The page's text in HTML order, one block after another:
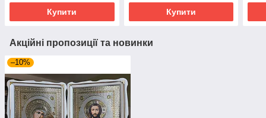
Купити Купити
Акційні пропозиції та новинки
–10%